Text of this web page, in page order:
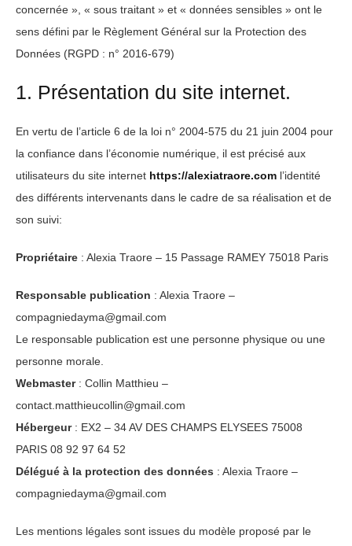
concernée », « sous traitant » et « données sensibles » ont le
sens défini par le Règlement Général sur la Protection des
Données (RGPD : n° 2016-679)
1. Présentation du site internet.
En vertu de l’article 6 de la loi n° 2004-575 du 21 juin 2004 pour
la confiance dans l’économie numérique, il est précisé aux
utilisateurs du site internet https://alexiatraore.com l’identité
des différents intervenants dans le cadre de sa réalisation et de
son suivi:
Propriétaire : Alexia Traore – 15 Passage RAMEY 75018 Paris
Responsable publication : Alexia Traore –
compagniedayma@gmail.com
Le responsable publication est une personne physique ou une
personne morale.
Webmaster: Collin Matthieu –
contact.matthieucollin@gmail.com
Hébergeur: EX2 – 34 AV DES CHAMPS ELYSEES 75008
PARIS 08 92 97 64 52
Délégué à la protection des données : Alexia Traore –
compagniedayma@gmail.com
Les mentions légales sont issues du modèle proposé par le